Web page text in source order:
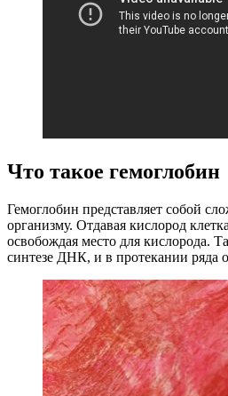
Что такое гемоглобин
Гемоглобин представляет собой
организму. Отдавая кислород
освобождая место для кислорода.
синтезе ДНК, и в протекании ряда